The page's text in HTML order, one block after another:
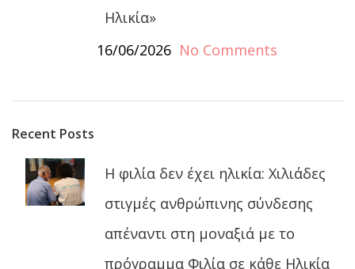
Ηλικία»
16/06/2026 No Comments
Recent Posts
Η φιλία δεν έχει ηλικία: Χιλιάδες
στιγμές ανθρώπινης σύνδεσης
απέναντι στη μοναξιά με το
πρόγραμμα Φιλία σε κάθε Ηλικία